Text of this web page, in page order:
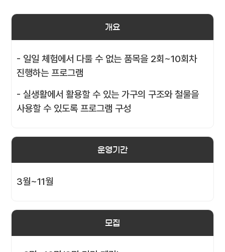
개요
- 일일 체험에서 다룰 수 없는 품목을 2회~10회차
진행하는 프로그램
- 실생활에서 활용할 수 있는 가구의 구조와 철물을
사용할 수 있도록 프로그램 구성
운영기간
3월~11월
모집